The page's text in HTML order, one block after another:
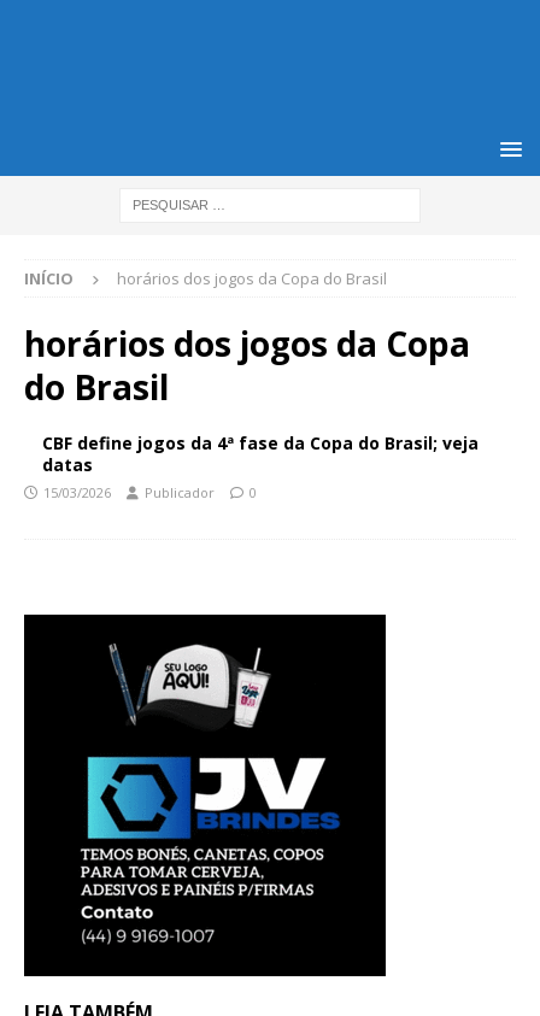
INÍCIO horários dos jogos da Copa do Brasil
horários dos jogos da Copa
do Brasil
CBF define jogos da 4ª fase da Copa do Brasil; veja
datas
15/03/2026 Publicador 0